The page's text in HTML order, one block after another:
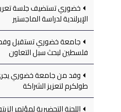
خضوري تستضيف جلسة
الإيرلندية لدراسة الماجستير
جامعة خضوري تستقبل
فلسطين لبحث سبل التعاون
وفد من جامعة خضوري
طولكرم لتعزيز الشراكة
اللجنة التحضيرية لمؤتمر